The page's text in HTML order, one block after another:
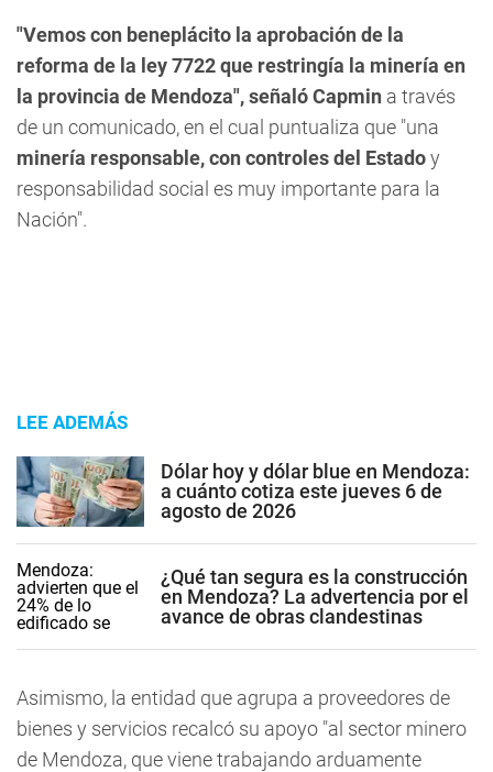
"Vemos con beneplácito la aprobación de la
reforma de la ley 7722 que restringía la minería en
la provincia de Mendoza", señaló Capmin a través
de un comunicado, en el cual puntualiza que "una
minería responsable, con controles del Estadoy
responsabilidad social es muy importante para la
Nación".
LEE ADEMÁS
Dólar hoy y dólar blue en Mendoza:
a cuánto cotiza este jueves 6 de
agosto de 2026
¿Qué tan segura es la construcción
en Mendoza? La advertencia por el
avance de obras clandestinas
Asimismo, la entidad que agrupa a proveedores de
bienes y servicios recalcó su apoyo "al sector minero
de Mendoza, que viene trabajando arduamente